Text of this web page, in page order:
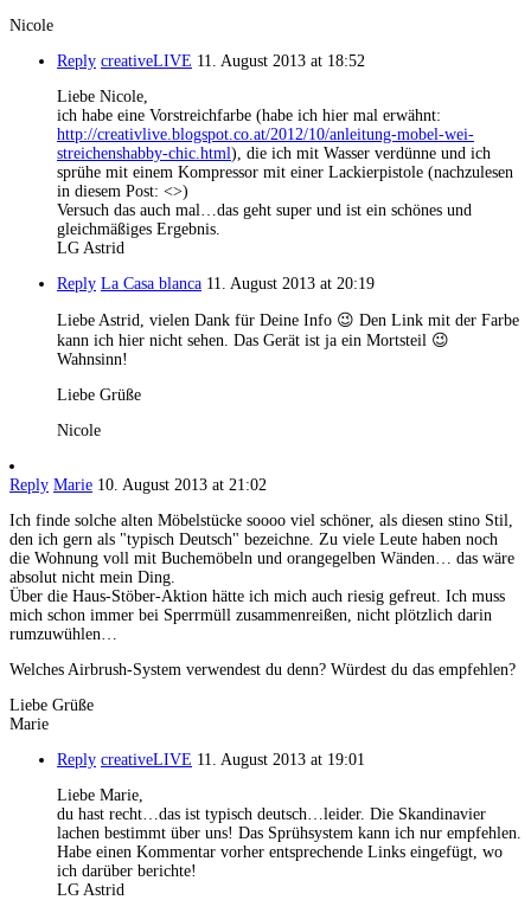
Nicole
Reply creativeLIVE 11. August 2013 at 18:52
Liebe Nicole,
ich habe eine Vorstreichfarbe (habe ich hier mal erwähnt:
http://creativlive.blogspot.co.at/2012/10/anleitung-mobel-wei-
streichenshabby-chic.html), die ich mit Wasser verdünne und ich
sprühe mit einem Kompressor mit einer Lackierpistole (nachzulesen
in diesem Post: <>)
Versuch das auch mal…das geht super und ist ein schönes und
gleichmäßiges Ergebnis.
LG Astrid
Reply La Casa blanca 11. August 2013 at 20:19
Liebe Astrid, vielen Dank für Deine Info 😉 Den Link mit der Farbe
kann ich hier nicht sehen. Das Gerät ist ja ein Mortsteil 😉
Wahnsinn!
Liebe Grüße
Nicole
Reply Marie 10. August 2013 at 21:02
Ich finde solche alten Möbelstücke soooo viel schöner, als diesen stino Stil,
den ich gern als "typisch Deutsch" bezeichne. Zu viele Leute haben noch
die Wohnung voll mit Buchemöbeln und orangegelben Wänden… das wäre
absolut nicht mein Ding.
Über die Haus-Stöber-Aktion hätte ich mich auch riesig gefreut. Ich muss
mich schon immer bei Sperrmüll zusammenreißen, nicht plötzlich darin
rumzuwühlen…
Welches Airbrush-System verwendest du denn? Würdest du das empfehlen?
Liebe Grüße
Marie
Reply creativeLIVE 11. August 2013 at 19:01
Liebe Marie,
du hast recht…das ist typisch deutsch…leider. Die Skandinavier
lachen bestimmt über uns! Das Sprühsystem kann ich nur empfehlen.
Habe einen Kommentar vorher entsprechende Links eingefügt, wo
ich darüber berichte!
LG Astrid